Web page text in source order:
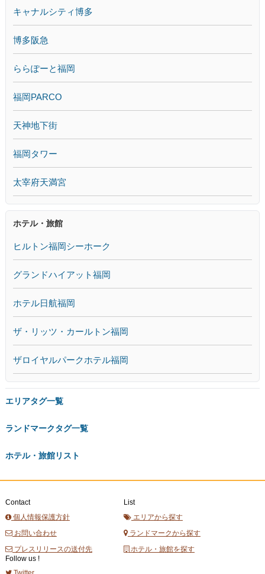
キャナルシティ博多
博多阪急
ららぽーと福岡
福岡PARCO
天神地下街
福岡タワー
太宰府天満宮
ホテル・旅館
ヒルトン福岡シーホーク
グランドハイアット福岡
ホテル日航福岡
ザ・リッツ・カールトン福岡
ザロイヤルパークホテル福岡
エリアタグ一覧
ランドマークタグ一覧
ホテル・旅館リスト
Contact
個人情報保護方針
お問い合わせ
プレスリリースの送付先
List
エリアから探す
ランドマークから探す
ホテル・旅館を探す
Follow us !